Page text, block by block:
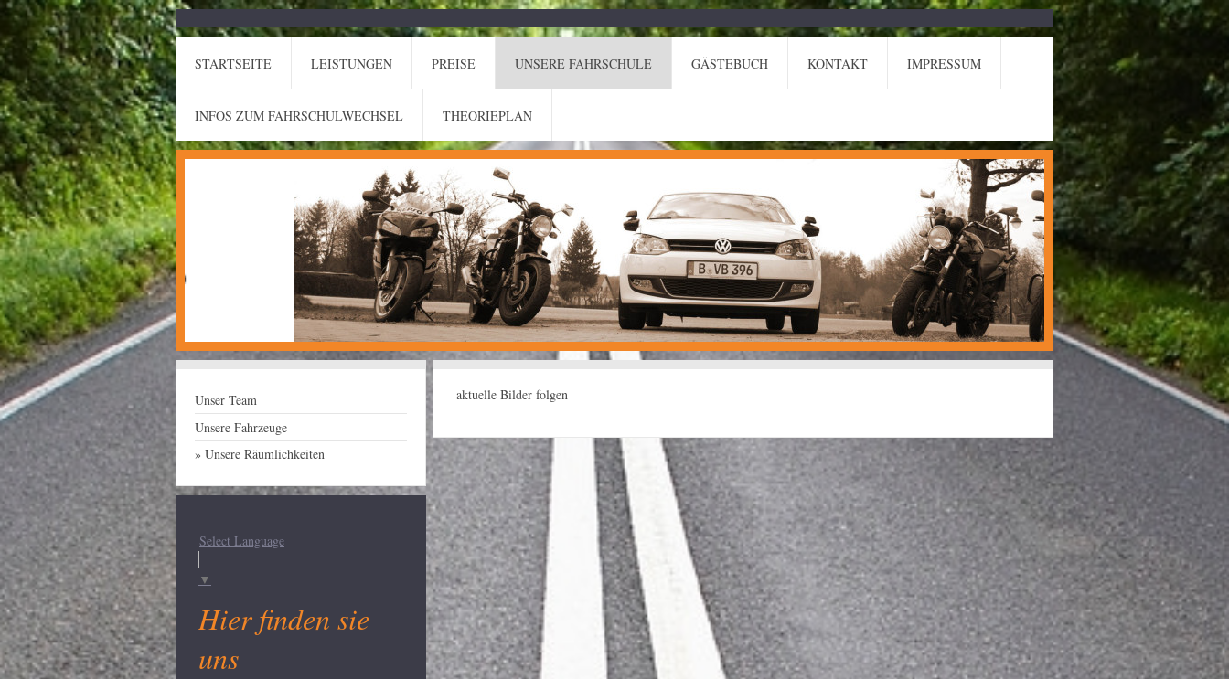
STARTSEITE LEISTUNGEN PREISE UNSERE FAHRSCHULE GÄSTEBUCH KONTAKT IMPRESSUM
INFOS ZUM FAHRSCHULWECHSEL THEORIEPLAN
aktuelle Bilder folgen
Unser Team
Unsere Fahrzeuge
Unsere Räumlichkeiten
Select Language
▼
Hier finden sie
uns